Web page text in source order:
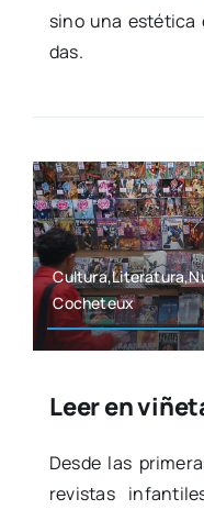
sino una
das.
Coche­teux
Leer en
Des­de las
revis­tas